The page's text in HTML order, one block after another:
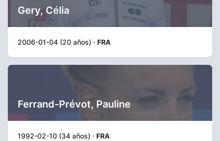
Gery, Célia
2006-01-04 (20 años) · FRA
Ferrand-Prévot, Pauline
1992-02-10 (34 años) · FRA